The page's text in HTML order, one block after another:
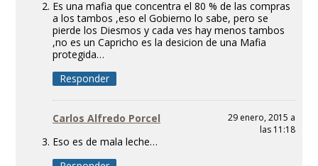
Es una mafia que concentra el 80 % de las compras
a los tambos ,eso el Gobierno lo sabe, pero se
pierde los Diesmos y cada ves hay menos tambos
,no es un Capricho es la desicion de una Mafia
protegida…
Responder
Carlos Alfredo Porcel
29 enero, 2015 a
las 11:18
Eso es de mala leche…